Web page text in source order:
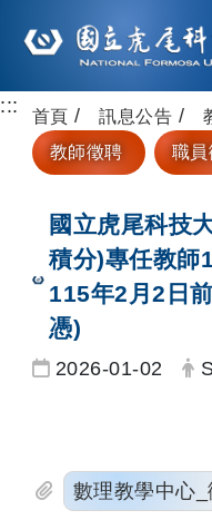
跳
::: 首頁 訊息公告
教師徵聘
職員
國立虎尾科技
積分)專任教師
115年2月2日
憑)
日期：
2026-01-02
數理教學中心